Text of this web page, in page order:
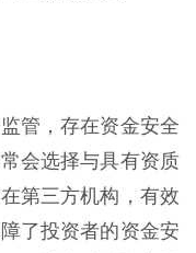
管，存在资金安全
会选择与具有资质
第三方机构，有效
了投资者的资金安